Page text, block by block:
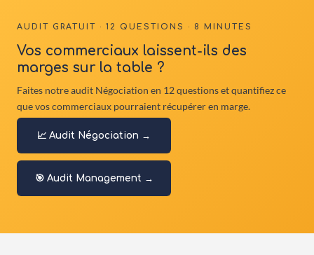
AUDIT GRATUIT · 12 QUESTIONS · 8 MINUTES
Vos commerciaux laissent-ils des
marges sur la table ?
Faites notre audit Négociation en 12 questions et quantifiez ce
que vos commerciaux pourraient récupérer en marge.
📈 Audit Négociation →
🎯 Audit Management →